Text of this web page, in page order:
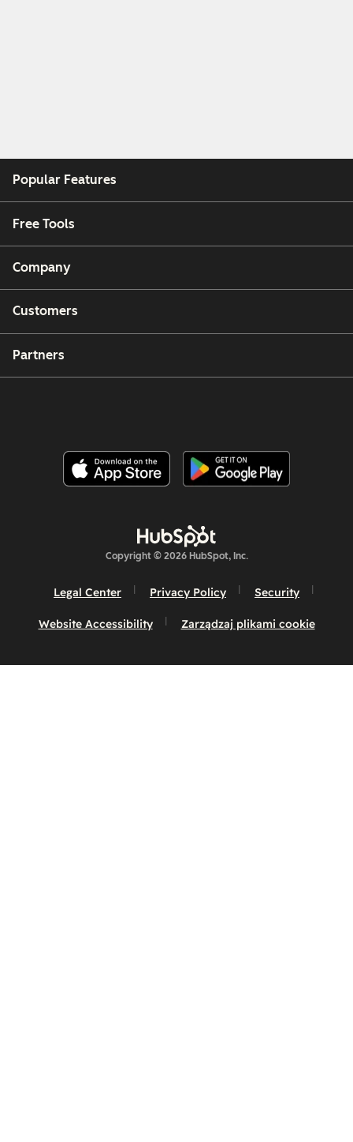
Popular Features
Free Tools
Company
Customers
Partners
Copyright © 2026 HubSpot, Inc.
Legal Center Privacy Policy Security
Website Accessibility Zarządzaj plikami cookie